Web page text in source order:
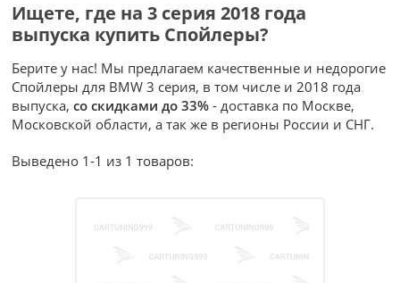
Ищете, где на 3 серия 2018 года
выпуска купить Спойлеры?
Берите у нас! Мы предлагаем качественные и недорогие
Спойлеры для BMW 3 серия, в том числе и 2018 года
выпуска,со скидками до 33% - доставка по Москве,
Московской области, а так же в регионы России и СНГ.
Выведено 1-1 из 1 товаров: